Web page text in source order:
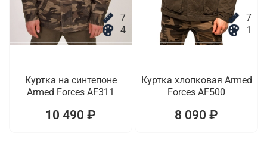
7
4
Куртка на синтепоне
Armed Forces AF311
10 490 ₽
7
1
Куртка хлопковая Armed
Forces AF500
8 090 ₽